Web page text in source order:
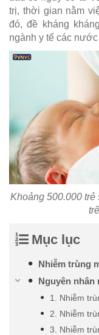
trị, thời gian nằm
đó, đề kháng
ngành y tế các
Khoảng 500.000
Mục lục
Nhiễm trùng
Nguyên nhân
1. Nhiễm
2. Nhiễm
3. Nhiễm